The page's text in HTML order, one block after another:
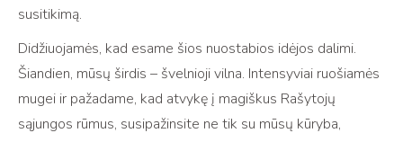
susitikimą.
Didžiuojamės, kad esame šios nuostabios idėjos dalimi.
Šiandien, mūsų širdis – švelnioji vilna. Intensyviai ruošiamės
mugei ir pažadame, kad atvykę į magiškus Rašytojų
sąjungos rūmus, susipažinsite ne tik su mūsų kūryba,